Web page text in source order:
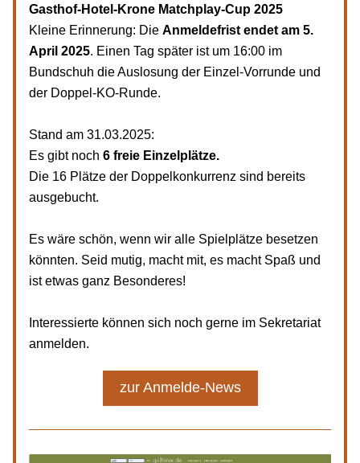
Gasthof-Hotel-Krone Matchplay-Cup 2025
Kleine Erinnerung: Die Anmeldefrist endet am 5.
April 2025. Einen Tag später ist um 16:00 im
Bundschuh die Auslosung der Einzel-Vorrunde und
der Doppel-KO-Runde.
Stand am 31.03.2025:
Es gibt noch 6 freie Einzelplätze.
Die 16 Plätze der Doppelkonkurrenz sind bereits
ausgebucht.
Es wäre schön, wenn wir alle Spielplätze besetzen
könnten. Seid mutig, macht mit, es macht Spaß und
ist etwas ganz Besonderes!
Interessierte können sich noch gerne im Sekretariat
anmelden.
zur Anmelde-News